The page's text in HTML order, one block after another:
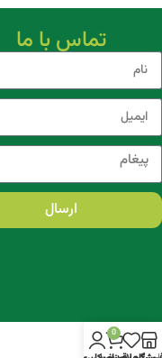
تماس با ما
ارسال
0